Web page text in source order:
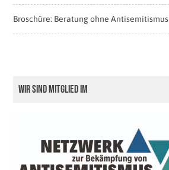
Broschüre: Beratung ohne Antisemitismus
Wir sind Mitglied im